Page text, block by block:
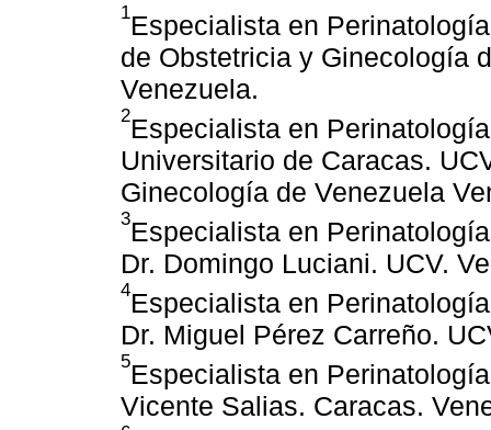
1Especialista en
de Obstetricia y Ginecología
Venezuela.
2Especialista en
Universitario de Caracas.
Ginecología de Venezuela
3Especialista en
Dr. Domingo Luciani. UCV.
4Especialista en
Dr. Miguel Pérez Carreño.
5Especialista en
Vicente Salias. Caracas.